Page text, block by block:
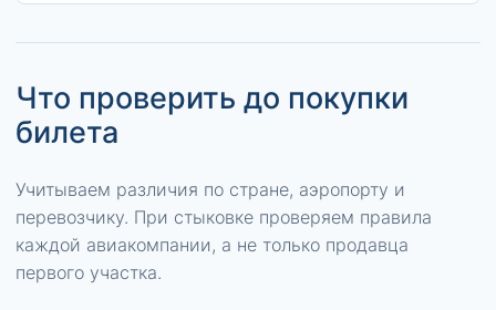
Что проверить до покупки
билета
Учитываем различия по стране, аэропорту и
перевозчику. При стыковке проверяем правила
каждой авиакомпании, а не только продавца
первого участка.